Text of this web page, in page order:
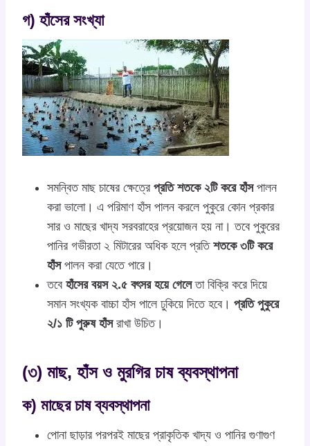
গ) হাঁসের সংখ্যা
সমন্বিত মাছ চাষের ক্ষেত্রে প্রতি শতকে ২টি করে হাঁসপালন
করা ভালো। এ পরিমাণ হাঁস পালন করলে পুকুরে কোন প্রকার
সার ও মাছের খাদ্য সরবরাহের প্রয়োজন হয় না। তবে পুকুরের
পানির গভীরতা ২ মিটারের অধিক হলে প্রতি শতকে ৩টি করে
হাঁসপালন করা যেতে পারে।
তবে হাঁসের বয়স ২.৫ বৎসর হয়ে গেলেতা বিক্রি করে দিয়ে
সমান সংখ্যক বাচ্চা হাঁস পালে ঢুকিয়ে দিতে হবে। প্রতি পুকুরে
২/১ টি পুরুষ হাঁসরাখা উচিত।
(৩) মাছ, হাঁস ও মুরগির চাষ ব্যবস্থাপনা
ক) মাছের চাষ ব্যবস্থাপনা
পোনা ছাড়ার পরপরই মাছের প্রাকৃতিক খাদ্য ও পানির গুণাগুণ